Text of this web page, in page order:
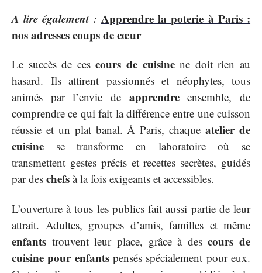
A lire également : Apprendre la poterie à Paris :
nos adresses coups de cœur
Le succès de cescours de cuisinene doit rien au
hasard. Ils attirent passionnés et néophytes, tous
animés par l’envie de apprendreensemble, de
comprendre ce qui fait la différence entre une cuisson
réussie et un plat banal. À Paris, chaqueatelier de
cuisine se transforme en laboratoire où se
transmettent gestes précis et recettes secrètes, guidés
par des chefs à la fois exigeants et accessibles.
L’ouverture à tous les publics fait aussi partie de leur
attrait. Adultes, groupes d’amis, familles et même
enfants trouvent leur place, grâce à descours de
cuisine pour enfantspensés spécialement pour eux.